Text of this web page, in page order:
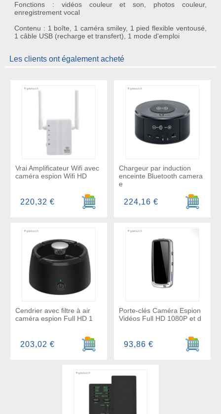
Fonctions : vidéos couleur et son, photos couleur,
enregistrement vocal
Contenu : 1 boîte, 1 caméra smiley, 1 pied flexible ventousé,
1 câble USB (recharge et transfert), 1 mode d'emploi
Les clients ont également acheté
Vrai Amplificateur Wifi avec
caméra espion Wifi HD
Ajouter au panier
220,32 €
Chargeur par induction
enceinte Bluetooth camera
e
Ajouter
224,16 €
Cendrier avec filtre à air
caméra espion Full HD 1
Ajouter au panier
203,02 €
Porte-clés Caméra Espion
Vidéos Full HD 1080P et d
Ajouter
93,86 €